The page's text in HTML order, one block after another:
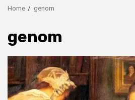
Home genom
genom